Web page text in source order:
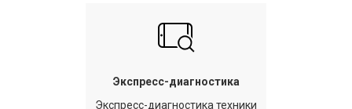
Экспресс-диагностика
Экспресс-диагностика техники